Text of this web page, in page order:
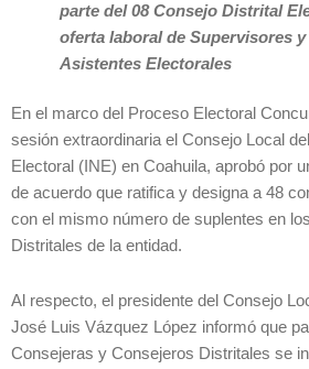
parte del 08 Consejo Distrital
oferta laboral de Supervisores
Asistentes Electorales
En el marco del Proceso Electoral
sesión extraordinaria el Consejo Local
Electoral (INE) en Coahuila, aprobó por
de acuerdo que ratifica y designa a 48
con el mismo número de suplentes en
Distritales de la entidad.
Al respecto, el presidente del Consejo
José Luis Vázquez López informó que
Consejeras y Consejeros Distritales se